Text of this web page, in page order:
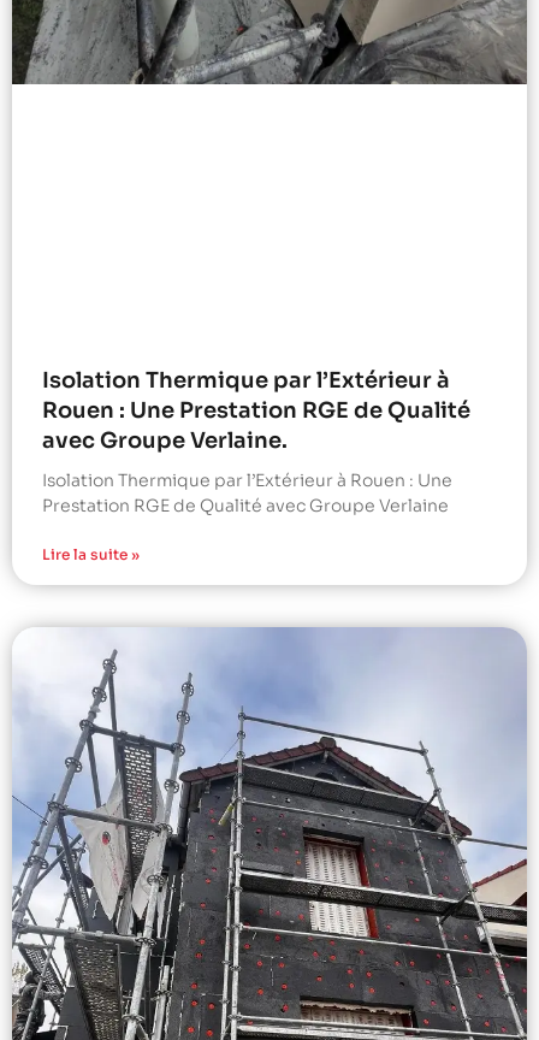
Isolation Thermique par l’Extérieur à
Rouen : Une Prestation RGE de Qualité
avec Groupe Verlaine.
Isolation Thermique par l’Extérieur à Rouen : Une
Prestation RGE de Qualité avec Groupe Verlaine
Lire la suite »